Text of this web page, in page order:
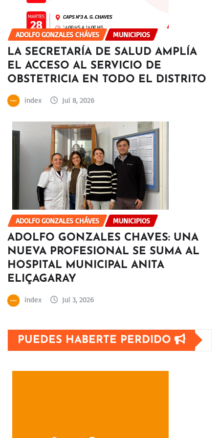
ADOLFO GONZALES CHÁVES MUNICIPIOS
LA SECRETARÍA DE SALUD AMPLÍA
EL ACCESO AL SERVICIO DE
OBSTETRICIA EN TODO EL DISTRITO
index Jul 8, 2026
ADOLFO GONZALES CHÁVES MUNICIPIOS
ADOLFO GONZALES CHAVES: UNA
NUEVA PROFESIONAL SE SUMA AL
HOSPITAL MUNICIPAL ANITA
ELIÇAGARAY
index Jul 3, 2026
PUEDES HABERTE PERDIDO